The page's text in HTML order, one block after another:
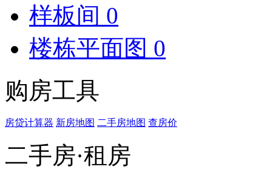
样板间 0
楼栋平面图 0
购房工具
房贷计算器 新房地图 二手房地图 查房价
二手房·租房